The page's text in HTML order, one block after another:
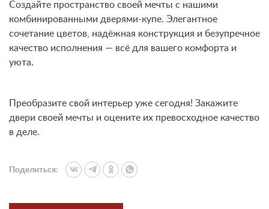
Создайте пространство своей мечты с нашими
комбинированными дверями-купе. Элегантное
сочетание цветов, надёжная конструкция и безупречное
качество исполнения — всё для вашего комфорта и
уюта.
Преобразите свой интерьер уже сегодня! Закажите
двери своей мечты и оцените их превосходное качество
в деле.
Поделиться: